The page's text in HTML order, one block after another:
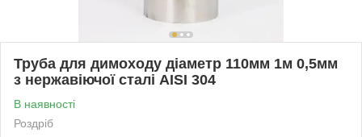
Труба для димоходу діаметр 110мм 1м 0,5мм
з нержавіючої сталі AISI 304
В наявності
Роздріб